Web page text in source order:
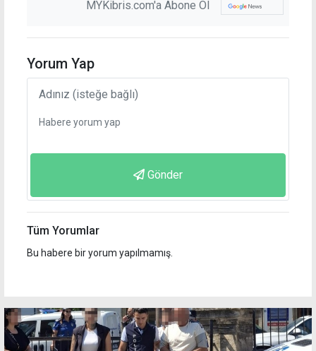
MYKibris.com'a Abone Ol
Yorum Yap
Gönder
Tüm Yorumlar
Bu habere bir yorum yapılmamış.